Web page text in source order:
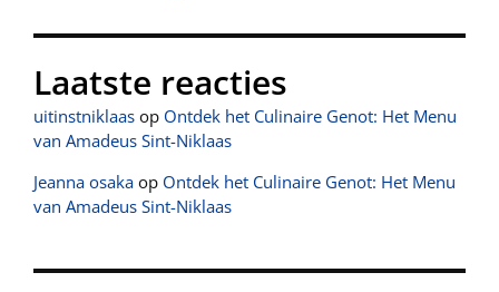
Laatste reacties
uitinstniklaas op Ontdek het Culinaire Genot: Het Menu
van Amadeus Sint-Niklaas
Jeanna osaka op Ontdek het Culinaire Genot: Het Menu
van Amadeus Sint-Niklaas